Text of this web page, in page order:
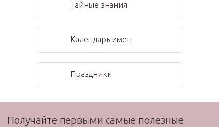
Тайные знания
Календарь имен
Праздники
Получайте первыми самые полезные